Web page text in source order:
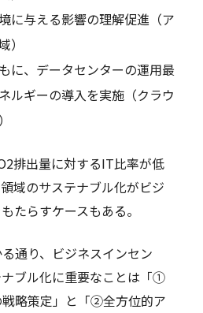
に与える影響の理解促進（ア
）
に、データセンターの運用最
ルギーの導入を実施（クラウ
排出量に対するIT比率が低
域のサステナブル化がビジ
たらすケースもある。
通り、ビジネスインセン
ブル化に重要なことは「①
略策定」と「②全方位的ア